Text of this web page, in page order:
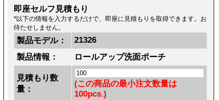
即座セルフ見積もり
*以下の情報を入力するだけで、即座に見積もりを取得できます。お
待たせしません。
製品モデル：
21326
製品情報：
ロールアップ洗面ポーチ
見積もり数
量：
(この商品の最小注文数量は
100pcs.)